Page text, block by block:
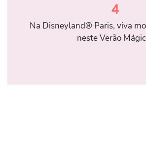
4
Na Disneyland® Paris, viva
neste Verão